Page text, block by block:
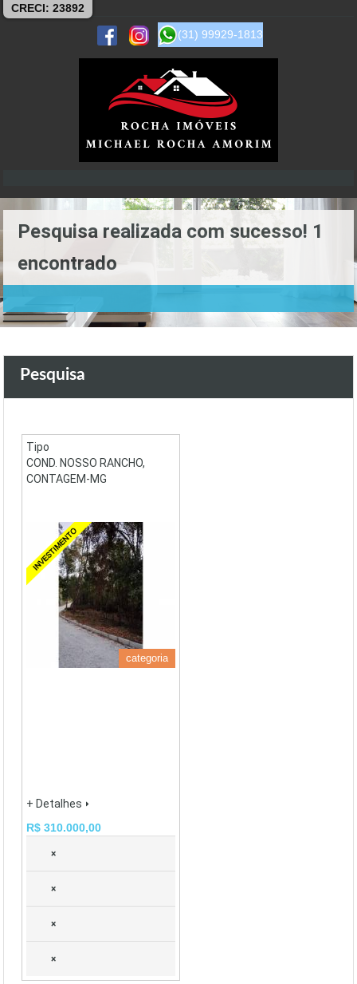
CRECI: 23892
(31) 99929-1813
Pesquisa realizada com sucesso! 1
encontrado
Pesquisa
Tipo
COND. NOSSO RANCHO,
CONTAGEM-MG
categoria
+ Detalhes
R$ 310.000,00
×
×
×
×